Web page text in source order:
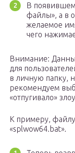
В
файлы», а в
желаемое
чего
Внимание:
для
в личную папку,
рекомендуем
«отпугивало»
К примеру,
«splwow64.bat».